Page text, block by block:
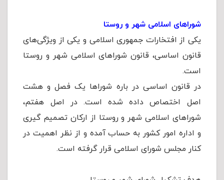
شوراهای اسلامی شهر و روستا
یکی از افتخارات جمهوری اسلامی و یکی از ویژگی‌های
قانون اساسی، قانون شوراهای اسلامی شهر و روستا
است.
در قانون اساسی در باره شوراها یک فصل و هشت
اصل اختصاص داده شده است. در اصل‏ هفتم،
شوراهای اسلامی شهر و روستا از اركان‏ تصمیم‏ گیری‏
و اداره‏ امور كشور به حساب آمده و از نظر اهمیت در
کنار مجلس‏ شورای‏ اسلامی قرار گرفته است.